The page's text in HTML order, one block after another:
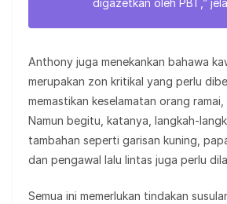
digazetkan oleh PBT,”
Anthony juga menekankan bahawa
merupakan zon kritikal yang perlu
memastikan keselamatan orang ramai,
Namun begitu, katanya, langkah-
tambahan seperti garisan kuning,
dan pengawal lalu lintas juga perlu
Semua ini memerlukan tindakan